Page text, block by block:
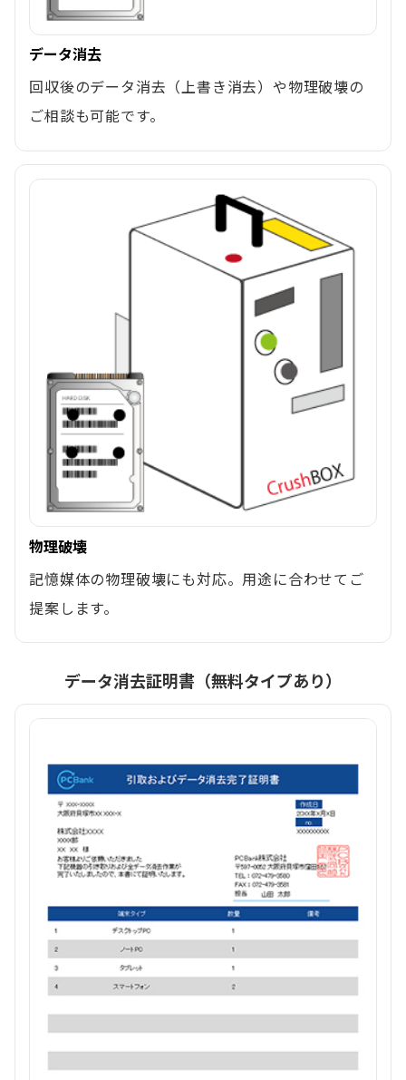
データ消去
回収後のデータ消去（上書き消去）や物理破壊の
ご相談も可能です。
物理破壊
記憶媒体の物理破壊にも対応。用途に合わせてご
提案します。
データ消去証明書（無料タイプあり）